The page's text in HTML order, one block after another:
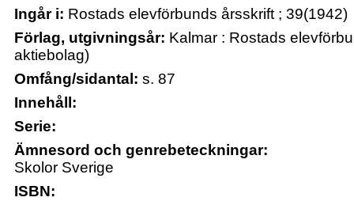
Ingår i: Rostads elevförbunds årsskrift ; 39(1942)
Förlag, utgivningsår: Kalmar : Rostads
aktiebolag)
Omfång/sidantal: s. 87
Innehåll:
Serie:
Ämnesord och genrebeteckningar:
Skolor Sverige
ISBN: